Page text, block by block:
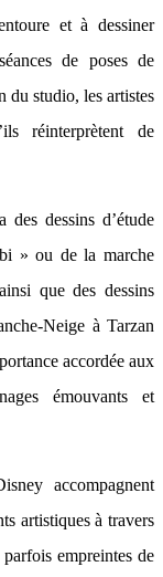
et à dessiner
de poses de
du studio, les artistes
réinterprètent de
des dessins d’étude
» ou de la marche
que des dessins
Neige à Tarzan
accordée aux
émouvants et
accompagnent
artistiques à travers
parfois empreintes de